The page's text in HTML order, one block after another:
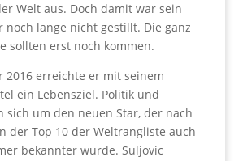
Welt aus. Doch damit war sein
noch lange nicht gestillt. Die ganz
sollten erst noch kommen.
2016 erreichte er mit seinem
ein Lebensziel. Politik und
sich um den neuen Star, der nach
der Top 10 der Weltrangliste auch
bekannter wurde. Suljovic